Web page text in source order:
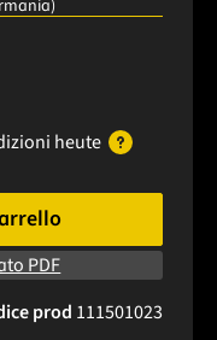
heute
desiderata o usa i
PDF
prod 111501023